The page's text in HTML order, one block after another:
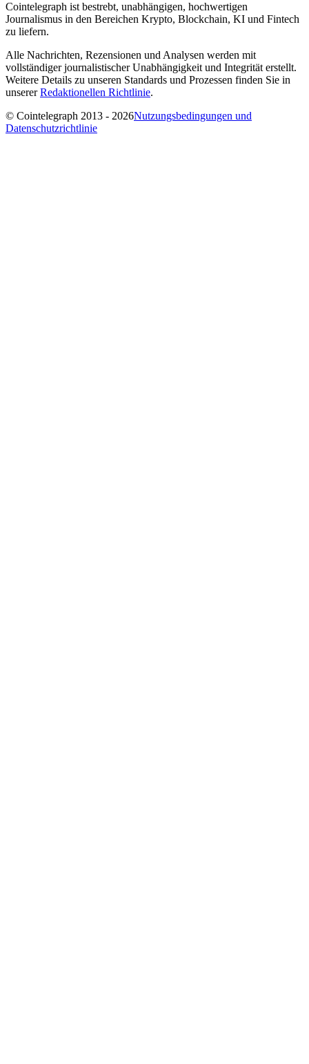
Cointelegraph ist bestrebt, unabhängigen, hochwertigen
Journalismus in den Bereichen Krypto, Blockchain, KI und Fintech
zu liefern.
Alle Nachrichten, Rezensionen und Analysen werden mit
vollständiger journalistischer Unabhängigkeit und Integrität erstellt.
Weitere Details zu unseren Standards und Prozessen finden Sie in
unsererRedaktionellen Richtlinie.
© Cointelegraph 2013 - 2026Nutzungsbedingungen und
Datenschutzrichtlinie